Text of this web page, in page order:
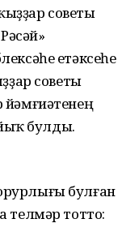
советы
етәксеһе
советы
булды.
булған
телмәр тотто: